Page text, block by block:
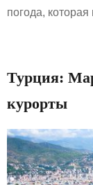
погода, которая
Турция:
курорты